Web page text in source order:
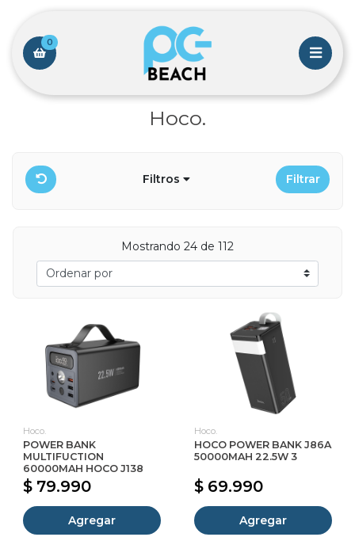
0
Hoco.
Filtros Filtrar
Mostrando 24 de 112
Hoco.
POWER BANK
MULTIFUCTION
60000MAH HOCO J138
$ 79.990
Agregar
Hoco.
HOCO POWER BANK J86A
50000MAH 22.5W 3
$ 69.990
Agregar